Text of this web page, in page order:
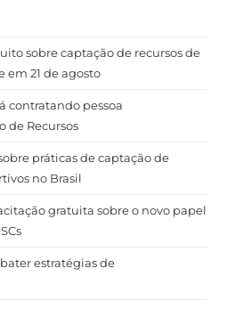
sobre captação de recursos de
em 21 de agosto
contratando pessoa
de Recursos
práticas de captação de
no Brasil
gratuita sobre o novo papel
estratégias de